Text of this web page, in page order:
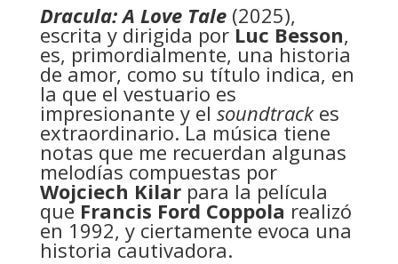
Dracula: A Love Tale(2025),
escrita y dirigida por Luc Besson,
es, primordialmente, una historia
de amor, como su título indica, en
la que el vestuario es
impresionante y el soundtrack es
extraordinario. La música tiene
notas que me recuerdan algunas
melodías compuestas por
Wojciech Kilarpara la película
que Francis Ford Coppola realizó
en 1992, y ciertamente evoca una
historia cautivadora.